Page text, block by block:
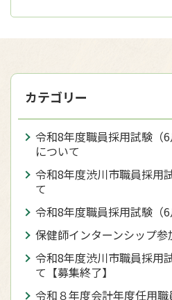
カテゴリー
令和8年度職員採用試験（
について
令和8年度渋川市職員採用
て
令和8年度職員採用試験（
保健師インターンシップ
令和8年度渋川市職員採用
て【募集終了】
令和８年度会計年度任用職